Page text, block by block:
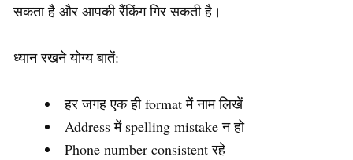
सकता है और आपकी रैंकिंग गिर सकती है।
ध्यान रखने योग्य बातें:
हर जगह एक ही format में नाम लिखें
Address में spelling mistake न हो
Phone number consistent रहे